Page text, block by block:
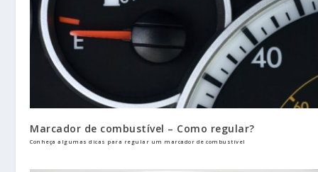
Marcador de combustível – Como regular?
Conheça algumas dicas para regular um marcador de combustível